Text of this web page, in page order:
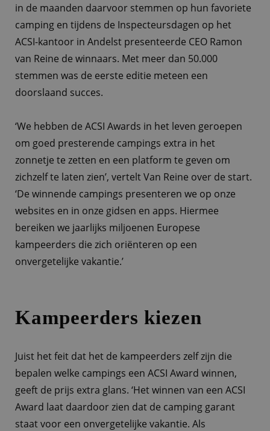
in de maanden daarvoor stemmen op hun favoriete
camping en tijdens de Inspecteursdagen op het
ACSI-kantoor in Andelst presenteerde CEO Ramon
van Reine de winnaars. Met meer dan 50.000
stemmen was de eerste editie meteen een
doorslaand succes.
‘We hebben de ACSI Awards in het leven geroepen
om goed presterende campings extra in het
zonnetje te zetten en een platform te geven om
zichzelf te laten zien’, vertelt Van Reine over de start.
‘De winnende campings presenteren we op onze
websites en in onze gidsen en apps. Hiermee
bereiken we jaarlijks miljoenen Europese
kampeerders die zich oriënteren op een
onvergetelijke vakantie.’
Kampeerders kiezen
Juist het feit dat het de kampeerders zelf zijn die
bepalen welke campings een ACSI Award winnen,
geeft de prijs extra glans. ‘Het winnen van een ACSI
Award laat daardoor zien dat de camping garant
staat voor een onvergetelijke vakantie. Als